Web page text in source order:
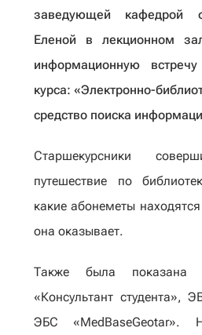
заведующей кафедрой
Еленой в лекционном
информационную
курса: «Электронно-
средство поиска
Старшекурсники
путешествие по
какие абонеметы
она оказывает.
Также была показана
«Консультант студента»,
ЭБС «MedBaseGeotar».